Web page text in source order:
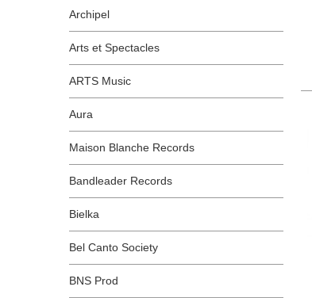
Archipel
Arts et Spectacles
ARTS Music
Aura
Maison Blanche Records
Bandleader Records
Bielka
Bel Canto Society
BNS Prod